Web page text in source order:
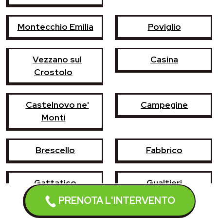
PRENOTA L'INTERVENTO
Montecchio Emilia Poviglio
Vezzano sul
Crostolo
Casina
Castelnovo ne'
Monti
Campegine
Brescello Fabbrico
Gattatico Gualtieri
Luzzara Reggiolo